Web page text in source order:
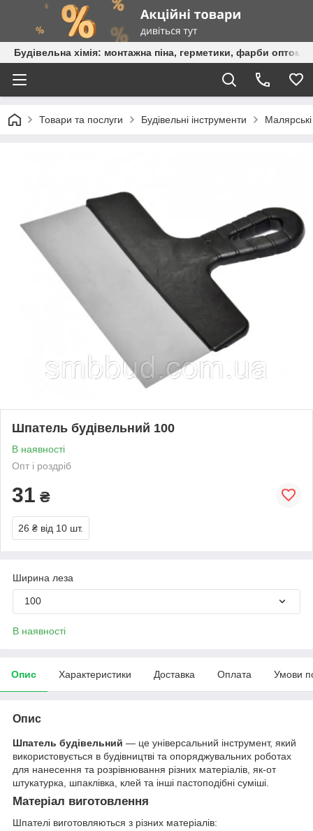
Будівельна хімія: монтажна піна, герметики, фарби оптом
Товари та послуги Будівельні інструменти
Шпатель будівельний 100
В наявності
Опт і роздріб
31 ₴
26 ₴ від 10 шт.
Ширина леза
100
В наявності
Опис Характеристики Доставка Оплата Умови
Опис
Шпатель будівельний — це універсальний інструмент, який
використовується в будівництві та опоряджувальних роботах
для нанесення та розрівнювання різних матеріалів, як-от
штукатурка, шпаклівка, клей та інші пастоподібні суміші.
Матеріал виготовлення
Шпателі виготовляються з різних матеріалів: